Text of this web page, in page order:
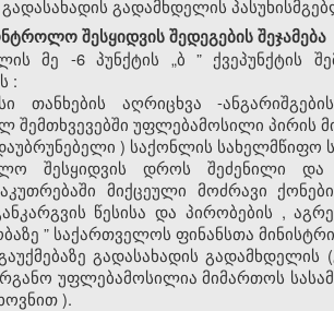
გადასახადის გადამხდელის
შესყიდვის შედეგების შეჯამება
მე -6პუნქტის „ბ ” ქვეპუნქტის
:
თანხების აღრიცხვა -ანგარიშგების
შემთხვევებში უფლებამოსილი პირის
) საქონლის სახელმწიფო
შესყიდვის დროს შეძენილი
და
მიქცეული მოძრავი
წესისა და პირობების ,
” საქართველოს ფინანსთა
გადასახადის გადამხდელის (
უფლებამოსილია მიმართოს
).